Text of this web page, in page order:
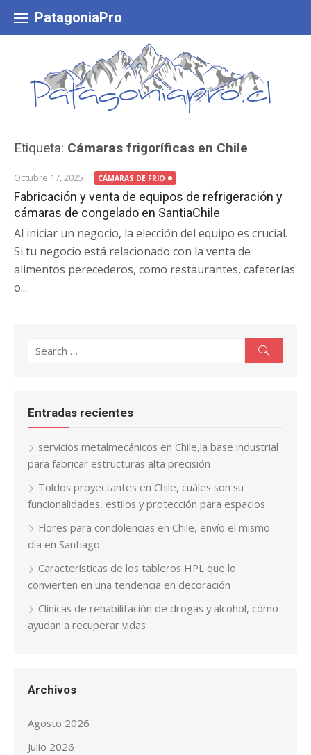
content
PatagoniaPro
Etiqueta: Cámaras frigoríficas en Chile
Octubre 17, 2025 CÁMARAS DE FRIO
Fabricación y venta de equipos de refrigeración y
cámaras de congelado en SantiaChile
Al iniciar un negocio, la elección del equipo es crucial.
Si tu negocio está relacionado con la venta de
alimentos perecederos, como restaurantes, cafeterías
o...
for:
Entradas recientes
servicios metalmecánicos en Chile,la base industrial
para fabricar estructuras alta precisión
Toldos proyectantes en Chile, cuáles son su
funcionalidades, estilos y protección para espacios
Flores para condolencias en Chile, envío el mismo
día en Santiago
Características de los tableros HPL que lo
convierten en una tendencia en decoración
Clínicas de rehabilitación de drogas y alcohol, cómo
ayudan a recuperar vidas
Archivos
Agosto 2026
Julio 2026